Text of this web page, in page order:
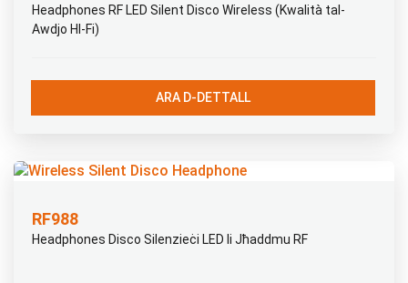
Headphones RF LED Silent Disco Wireless (Kwalità tal-
Awdjo HI-Fi)
ARA D-DETTALL
RF988
Headphones Disco Silenzieċi LED li Jħaddmu RF